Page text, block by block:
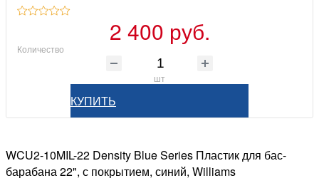
2 400 руб.
Количество
шт
КУПИТЬ
WCU2-10MIL-22 Density Blue Series Пластик для бас-
барабана 22", с покрытием, синий, Williams